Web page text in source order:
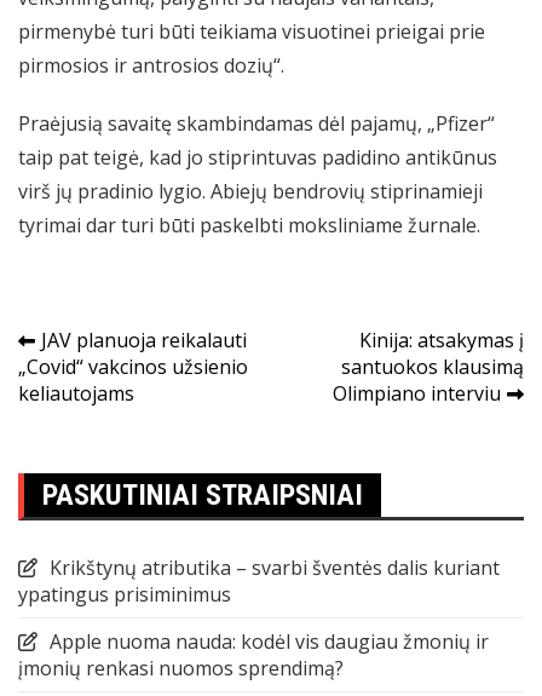
pirmenybė turi būti teikiama visuotinei prieigai prie
pirmosios ir antrosios dozių“.
Praėjusią savaitę skambindamas dėl pajamų, „Pfizer“
taip pat teigė, kad jo stiprintuvas padidino antikūnus
virš jų pradinio lygio. Abiejų bendrovių stiprinamieji
tyrimai dar turi būti paskelbti moksliniame žurnale.
Navigacija
tarp
JAV planuoja reikalauti
„Covid“ vakcinos užsienio
keliautojams
Kinija: atsakymas į
santuokos klausimą
Olimpiano interviu
PASKUTINIAI STRAIPSNIAI
Krikštynų atributika – svarbi šventės dalis kuriant
ypatingus prisiminimus
Apple nuoma nauda: kodėl vis daugiau žmonių ir
įmonių renkasi nuomos sprendimą?